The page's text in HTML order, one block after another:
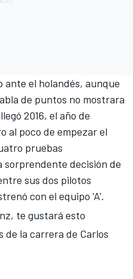
ante el holandés, aunque
de puntos no mostrara
2016, el año de
al poco de empezar el
pruebas
sorprendente decisión de
sus dos pilotos
con el equipo 'A'.
te gustará esto
de la carrera de Carlos